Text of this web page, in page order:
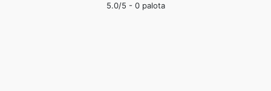
5.0/5 - 0palota